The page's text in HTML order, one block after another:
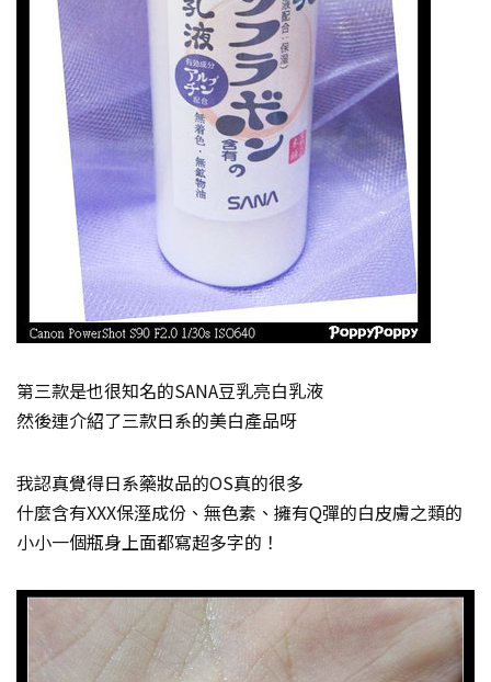
第三款是也很知名的SANA豆乳亮白乳液
然後連介紹了三款日系的美白產品呀
我認真覺得日系藥妝品的OS真的很多
什麼含有XXX保溼成份、無色素、擁有Q彈的白皮膚之類的
小小一個瓶身上面都寫超多字的！